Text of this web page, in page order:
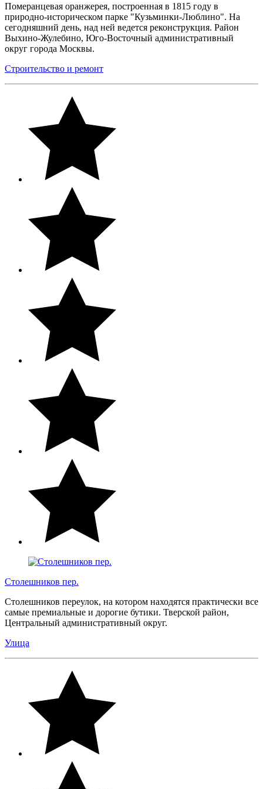
Померанцевая оранжерея, построенная в 1815 году в
природно-историческом парке "Кузьминки-Люблино". На
сегодняшний день, над ней ведется реконструкция. Район
Выхино-Жулебино, Юго-Восточный административный
округ города Москвы.
Строительство и ремонт
Столешников пер.
Столешников переулок, на котором находятся практически все
самые премиальные и дорогие бутики. Тверской район,
Центральный административный округ.
Улица